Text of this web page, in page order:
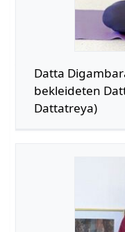
Datta
bekleideten
Dattatreya)